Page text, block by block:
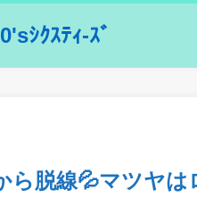
ｼｸｽﾃｨ-ｽﾞ
ら脱線💦マツヤ